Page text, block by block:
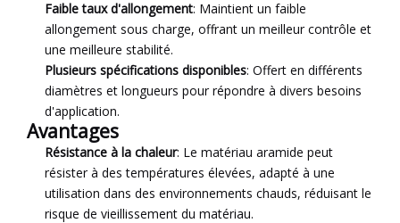
Faible taux d'allongement: Maintient un faible
allongement sous charge, offrant un meilleur contrôle et
une meilleure stabilité.
Plusieurs spécifications disponibles: Offert en différents
diamètres et longueurs pour répondre à divers besoins
d'application.
Avantages
Résistance à la chaleur: Le matériau aramide peut
résister à des températures élevées, adapté à une
utilisation dans des environnements chauds, réduisant le
risque de vieillissement du matériau.